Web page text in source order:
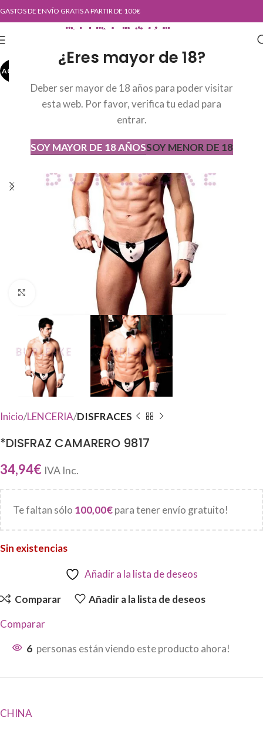
¿Eres mayor de 18?
Deber ser mayor de 18 años para poder visitar
esta web. Por favor, verifica tu edad para
entrar.
SOY MAYOR DE 18 AÑOSSOY MENOR DE 18
GASTOS DE ENVÍO GRATIS A PARTIR DE 100€
AGOT
Haga Click para agrandar
AGOTADO
Inicio LENCERIA DISFRACES
*DISFRAZ CAMARERO 9817
34,94€ IVA Inc.
Te faltan sólo 100,00€para tener envío gratuito!
Sin existencias
Añadir a la lista de deseos
Comparar Añadir a la lista de deseos
Comparar
6 personas están viendo este producto ahora!
CHINA